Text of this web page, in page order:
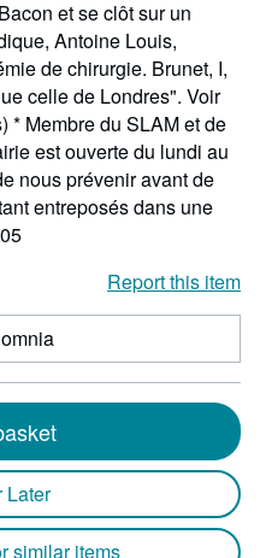
et se clôt sur un
Antoine Louis,
de chirurgie. Brunet, I,
celle de Londres". Voir
* Membre du SLAM et de
est ouverte du lundi au
nous prévenir avant de
entreposés dans une
Report this item
Later
similar items